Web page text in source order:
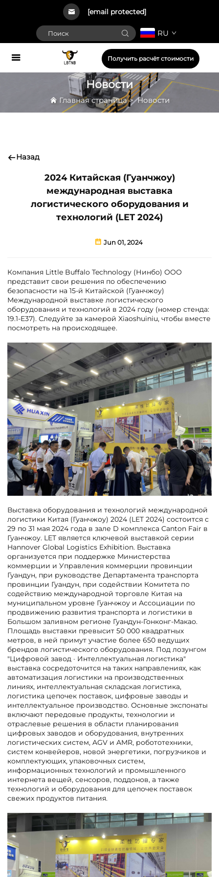
[email protected]
RU
Получить расчёт стоимости
Новости
Главная страница>Новости
Назад
2024 Китайская (Гуанчжоу)
международная выставка
логистического оборудования и
технологий (LET 2024)
Jun 01, 2024
Компания Little Buffalo Technology (Нинбо) ООО
представит свои решения по обеспечению
безопасности на 15-й Китайской (Гуанчжоу)
Международной выставке логистического
оборудования и технологий в 2024 году (номер стенда:
19.1-E37). Следуйте за камерой Xiaoshuiniu, чтобы вместе
посмотреть на происходящее.
Выставка оборудования и технологий международной
логистики Китая (Гуанчжоу) 2024 (LET 2024) состоится с
29 по 31 мая 2024 года в зале D комплекса Canton Fair в
Гуанчжоу. LET является ключевой выставкой серии
Hannover Global Logistics Exhibition. Выставка
организуется при поддержке Министерства
коммерции и Управления коммерции провинции
Гуандун, при руководстве Департамента транспорта
провинции Гуандун, при содействии Комитета по
содействию международной торговле Китая на
муниципальном уровне Гуанчжоу и Ассоциации по
продвижению развития транспорта и логистики в
Большом заливном регионе Гуандун-Гонконг-Макао.
Площадь выставки превысит 50 000 квадратных
метров, в ней примут участие более 650 ведущих
брендов логистического оборудования. Под лозунгом
"Цифровой завод · Интеллектуальная логистика"
выставка сосредоточится на таких направлениях, как
автоматизация логистики на производственных
линиях, интеллектуальная складская логистика,
логистика цепочек поставок, цифровые заводы и
интеллектуальное производство. Основные экспонаты
включают передовые продукты, технологии и
отраслевые решения в области планирования
цифровых заводов и оборудования, внутренних
логистических систем, AGV и AMR, робототехники,
систем конвейеров, новой энергетики, погрузчиков и
комплектующих, упаковочных систем,
информационных технологий и промышленного
интернета вещей, сенсоров, поддонов, а также
технологий и оборудования для цепочек поставок
свежих продуктов питания.